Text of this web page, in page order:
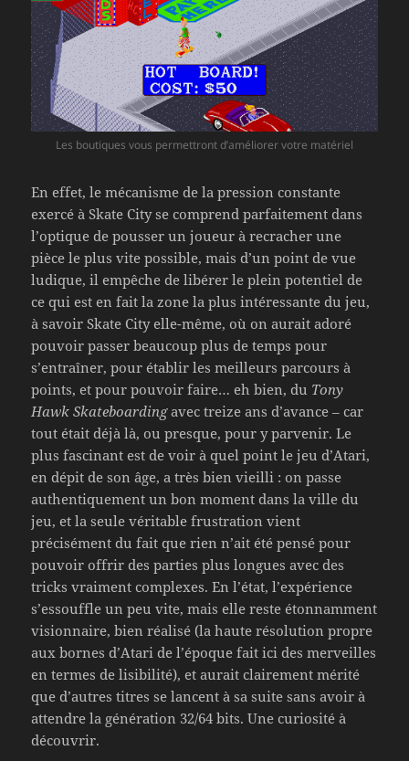
Les boutiques vous permettront d’améliorer votre matériel
En effet, le mécanisme de la pression constante
exercé à Skate City se comprend parfaitement dans
l’optique de pousser un joueur à recracher une
pièce le plus vite possible, mais d’un point de vue
ludique, il empêche de libérer le plein potentiel de
ce qui est en fait la zone la plus intéressante du jeu,
à savoir Skate City elle-même, où on aurait adoré
pouvoir passer beaucoup plus de temps pour
s’entraîner, pour établir les meilleurs parcours à
points, et pour pouvoir faire… eh bien, du Tony
Hawk Skateboardingavec treize ans d’avance – car
tout était déjà là, ou presque, pour y parvenir. Le
plus fascinant est de voir à quel point le jeu d’Atari,
en dépit de son âge, a très bien vieilli : on passe
authentiquement un bon moment dans la ville du
jeu, et la seule véritable frustration vient
précisément du fait que rien n’ait été pensé pour
pouvoir offrir des parties plus longues avec des
tricks vraiment complexes. En l’état, l’expérience
s’essouffle un peu vite, mais elle reste étonnamment
visionnaire, bien réalisé (la haute résolution propre
aux bornes d’Atari de l’époque fait ici des merveilles
en termes de lisibilité), et aurait clairement mérité
que d’autres titres se lancent à sa suite sans avoir à
attendre la génération 32/64 bits. Une curiosité à
découvrir.